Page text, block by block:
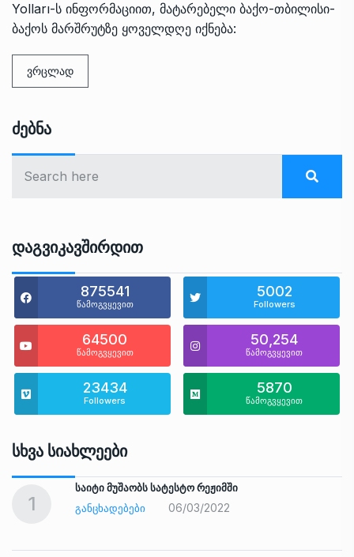
Yolları-ს ინფორმაციით, მატარებელი ბაქო-თბილისი-
ბაქოს მარშრუტზე ყოველდღე იქნება:
ვრცლად
Ძებნა
Დაგვიკავშირდით
875541
წამოგვყევით
5002
Followers
64500
წამოგვყევით
50,254
წამოგვყევით
23434
Followers
5870
წამოგვყევით
Სხვა Სიახლეები
1
საიტი მუშაობს სატესტო რეჟიმში
ᲒᲐᲜᲪᲮᲐᲓᲔᲑᲔᲑᲘ
06/03/2022